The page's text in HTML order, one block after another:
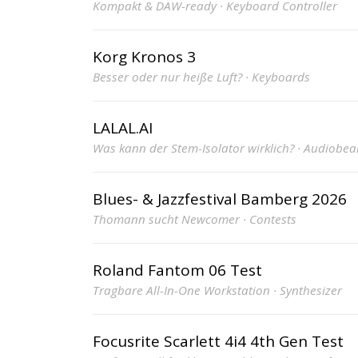
Kompakt & DAW-ready · Keyboard Controller
Korg Kronos 3
Besser oder nur heiße Luft? · Keyboards
LALAL.AI
Was kann der Stem-Isolator wirklich? ·
Blues- & Jazzfestival Bamberg 2026
Thomann sucht Newcomer · Contests
Roland Fantom 06 Test
Tragbare All-In-One Workstation · Synthesizer
Focusrite Scarlett 4i4 4th Gen Test